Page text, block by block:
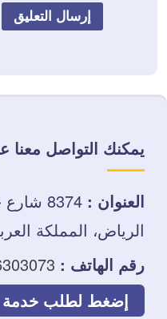
يمكنك التواصل معنا
العنوان :
8374
الرياض، المملكة
رقم الهاتف :
إضغط لطلب خدمة